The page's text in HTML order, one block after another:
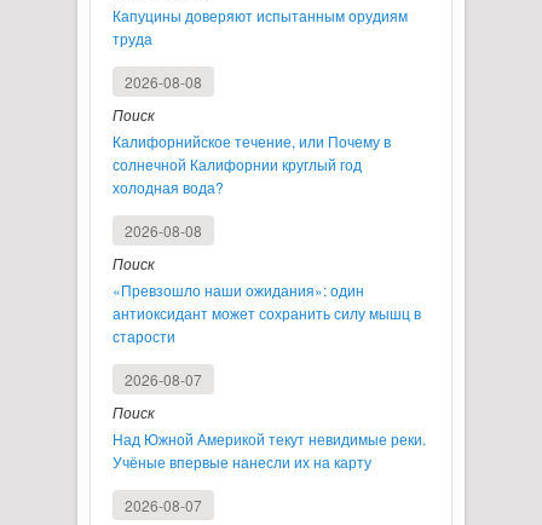
Капуцины доверяют испытанным орудиям
труда
2026-08-08
Поиск
Калифорнийское течение, или Почему в
солнечной Калифорнии круглый год
холодная вода?
2026-08-08
Поиск
«Превзошло наши ожидания»: один
антиоксидант может сохранить силу мышц в
старости
2026-08-07
Поиск
Над Южной Америкой текут невидимые реки.
Учёные впервые нанесли их на карту
2026-08-07